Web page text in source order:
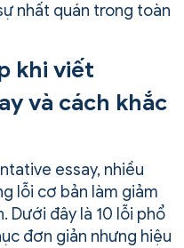
nhất quán trong toàn
khi viết
và cách khắc
essay, nhiều
lỗi cơ bản làm giảm
Dưới đây là 10 lỗi phổ
đơn giản nhưng hiệu